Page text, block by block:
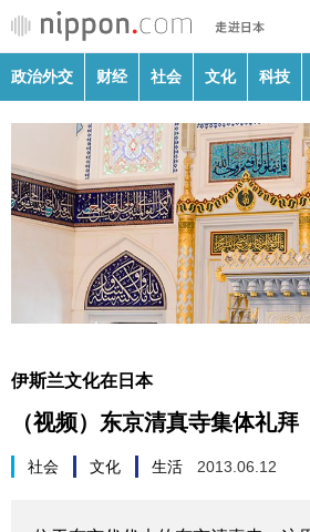
政治外交
科技
生活与旅游
政治外交 财经 社会 文化 科技
伊斯兰文化在日本
（视频）东京清真寺集体礼拜
社会 文化 生活 2013.06.12